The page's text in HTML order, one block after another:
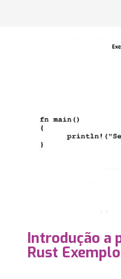
Introdução a
Rust